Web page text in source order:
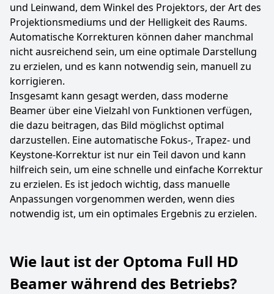
und Leinwand, dem Winkel des Projektors, der Art des
Projektionsmediums und der Helligkeit des Raums.
Automatische Korrekturen können daher manchmal
nicht ausreichend sein, um eine optimale Darstellung
zu erzielen, und es kann notwendig sein, manuell zu
korrigieren.
Insgesamt kann gesagt werden, dass moderne
Beamer über eine Vielzahl von Funktionen verfügen,
die dazu beitragen, das Bild möglichst optimal
darzustellen. Eine automatische Fokus-, Trapez- und
Keystone-Korrektur ist nur ein Teil davon und kann
hilfreich sein, um eine schnelle und einfache Korrektur
zu erzielen. Es ist jedoch wichtig, dass manuelle
Anpassungen vorgenommen werden, wenn dies
notwendig ist, um ein optimales Ergebnis zu erzielen.
Wie laut ist der Optoma Full HD
Beamer während des Betriebs?